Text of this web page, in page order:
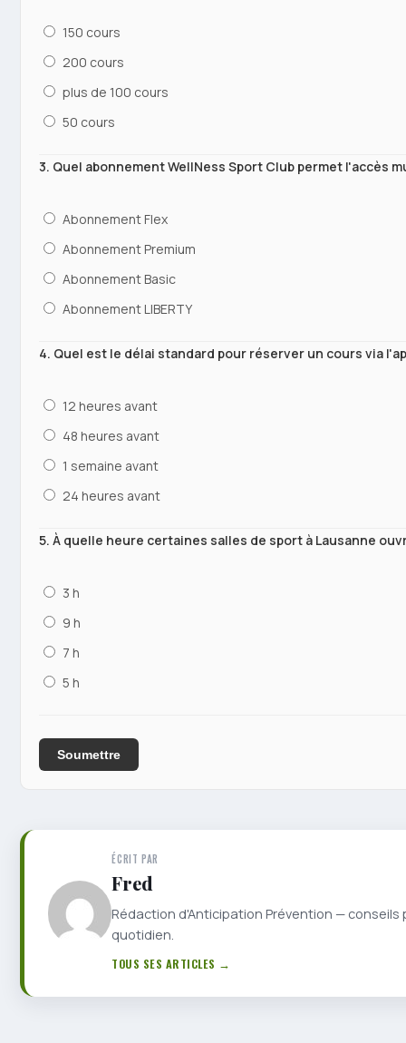
150 cours
200 cours
plus de 100 cours
50 cours
3. Quel abonnement WellNess Sport Club permet l'accès
Abonnement Flex
Abonnement Premium
Abonnement Basic
Abonnement LIBERTY
4. Quel est le délai standard pour réserver un cours via
12 heures avant
48 heures avant
1 semaine avant
24 heures avant
5. À quelle heure certaines salles de sport à Lausanne
3 h
9 h
7 h
5 h
Soumettre
ÉCRIT PAR
Fred
Rédaction d'Anticipation Prévention —
quotidien.
TOUS SES ARTICLES →